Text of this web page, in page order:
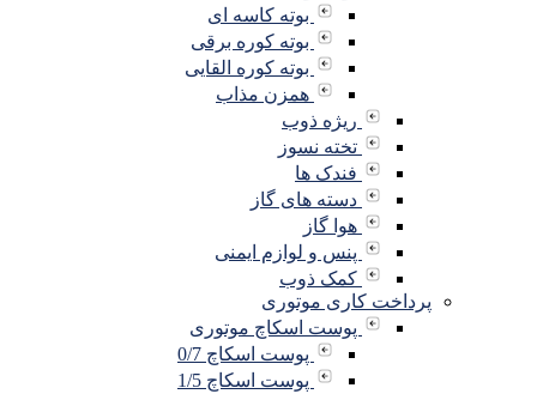
بوته کاسه ای
بوته کوره برقی
بوته کوره القایی
همزن مذاب
ریژه ذوب
تخته نسوز
فندک ها
دسته های گاز
هوا گاز
پنس و لوازم ایمنی
کمک ذوب
پرداخت کاری موتوری
پوست اسکاچ موتوری
پوست اسکاچ 0/7
پوست اسکاچ 1/5